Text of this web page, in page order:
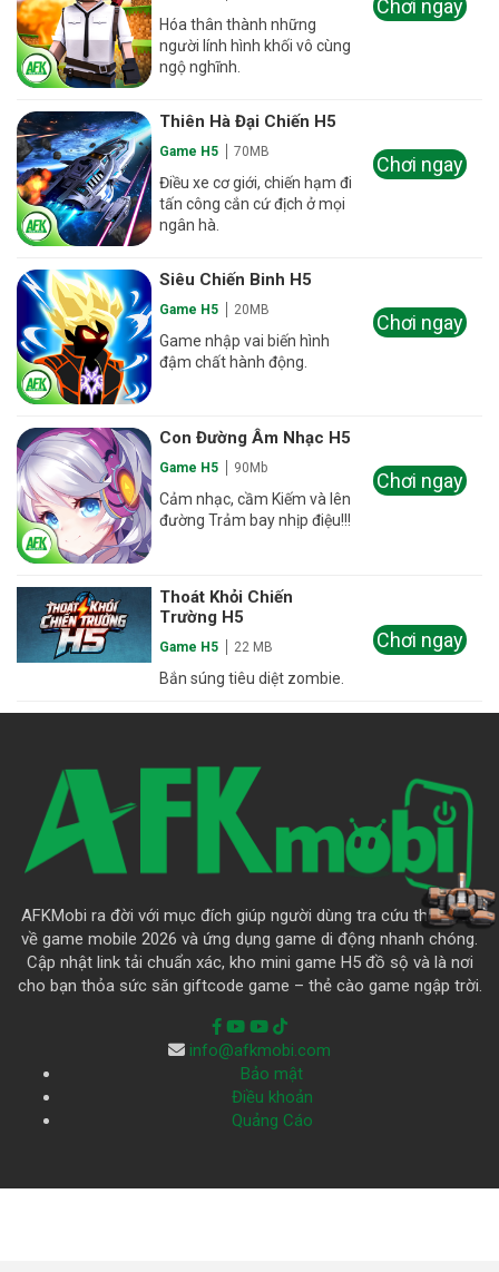
Hóa thân thành những
người lính hình khối vô cùng
ngộ nghĩnh.
Chơi ngay
Thiên Hà Đại Chiến H5
Game H5 70MB
Điều xe cơ giới, chiến hạm đi
tấn công cắn cứ địch ở mọi
ngân hà.
Chơi ngay
Siêu Chiến Binh H5
Game H5 20MB
Game nhập vai biến hình
đậm chất hành động.
Chơi ngay
Con Đường Âm Nhạc H5
Game H5 90Mb
Cảm nhạc, cầm Kiếm và lên
đường Trảm bay nhịp điệu!!!
Chơi ngay
Thoát Khỏi Chiến
Trường H5
Game H5 22 MB
Bắn súng tiêu diệt zombie.
Chơi ngay
AFKMobi ra đời với mục đích giúp người dùng tra cứu thông tin
về game mobile 2026 và ứng dụng game di động nhanh chóng.
Cập nhật link tải chuẩn xác, kho mini game H5 đồ sộ và là nơi
cho bạn thỏa sức săn giftcode game – thẻ cào game ngập trời.
info@afkmobi.com
Bảo mật
Điều khoản
Quảng Cáo